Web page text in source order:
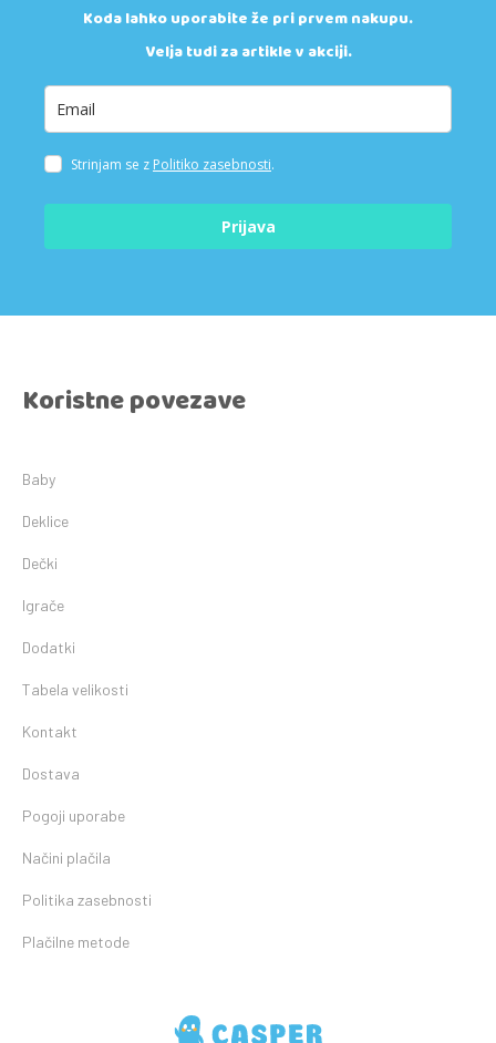
Koda lahko uporabite že pri prvem nakupu.
Velja tudi za artikle v akciji.
Strinjam se z Politiko zasebnosti.
Prijava
Koristne povezave
Baby
Deklice
Dečki
Igrače
Dodatki
Tabela velikosti
Kontakt
Dostava
Pogoji uporabe
Načini plačila
Politika zasebnosti
Plačilne metode